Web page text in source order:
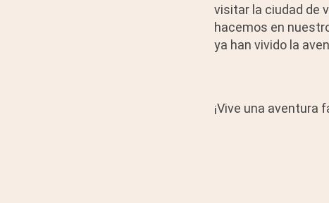
visitar la ciudad de
hacemos en
ya han vivido la
¡Vive una aventura